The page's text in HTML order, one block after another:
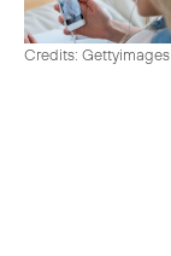
Credits: Gettyimages